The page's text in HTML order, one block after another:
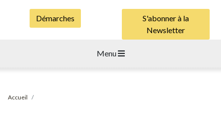
Démarches
S'abonner à la
Newsletter
Menu
Accueil